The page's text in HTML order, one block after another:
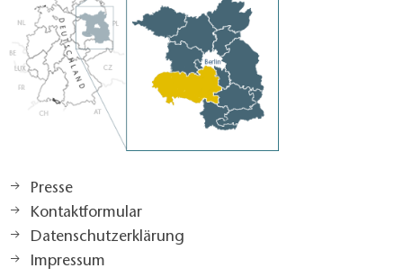
Presse
Kontaktformular
Datenschutzerklärung
Impressum